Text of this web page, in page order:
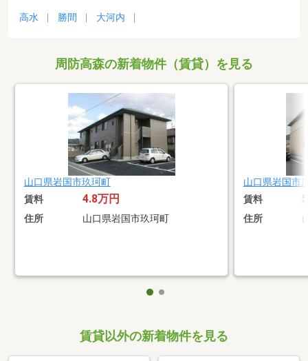
高水 勝間 大河内
周防高森の新着物件（賃貸）を見る
山口県岩国市玖珂町
賃料 4.8万円
住所 山口県岩国市玖珂町
山口県岩国市
賃料
住所
賃貸以外の新着物件を見る